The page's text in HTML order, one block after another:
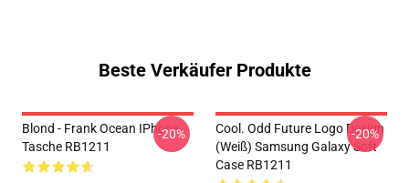
Beste Verkäufer Produkte
Blond - Frank Ocean IPhone
Tasche RB1211
-20%
Cool. Odd Future Logo Design
(weiß) Samsung Galaxy Soft
Case RB1211
-20%